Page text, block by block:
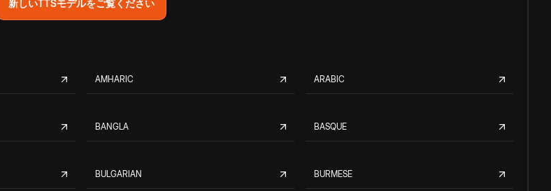
新しいTTSモデルをご覧ください
AMHARIC ARABIC
BANGLA BASQUE
BULGARIAN BURMESE